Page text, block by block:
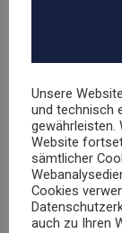
Unsere
und technisch
gewährleisten.
Website
sämtlicher
Cookies
auch zu Ihren